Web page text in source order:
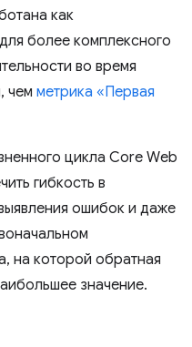
как
более комплексного
во время
чем метрика «Первая
цикла Core Web
гибкость в
ошибок и даже
на которой обратная
значение.